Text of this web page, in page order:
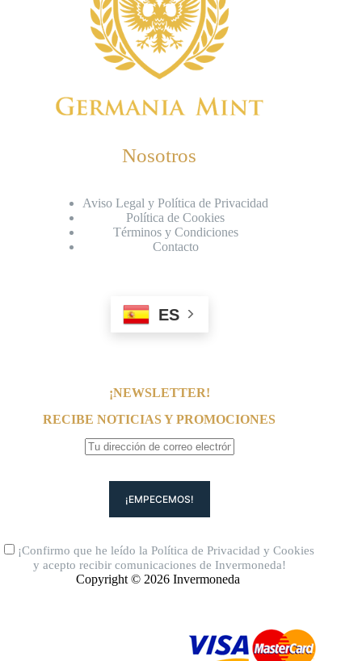
Nosotros
Aviso Legal y Política de Privacidad
Política de Cookies
Términos y Condiciones
Contacto
ES
¡NEWSLETTER!
RECIBE NOTICIAS Y PROMOCIONES
¡Confirmo que he leído laPolítica de Privacidad yCookies
y acepto recibir comunicaciones de Invermoneda!
Copyright © 2026 Invermoneda